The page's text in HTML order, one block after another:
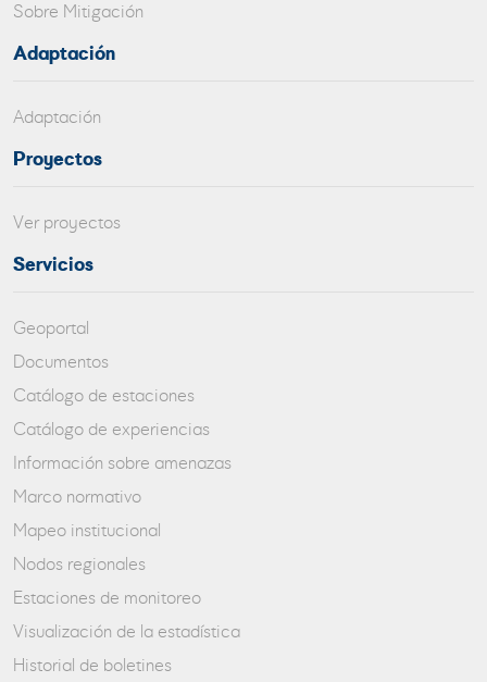
Sobre Mitigación
Adaptación
Adaptación
Proyectos
Ver proyectos
Servicios
Geoportal
Documentos
Catálogo de estaciones
Catálogo de experiencias
Información sobre amenazas
Marco normativo
Mapeo institucional
Nodos regionales
Estaciones de monitoreo
Visualización de la estadística
Historial de boletines